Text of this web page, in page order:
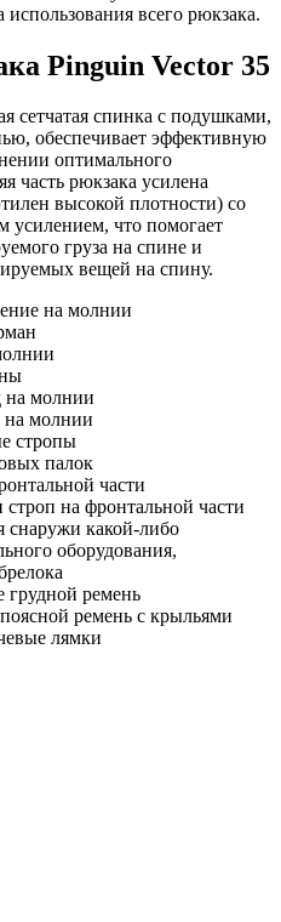
всего рюкзака.
Pinguin Vector 35
сетчатая спинка с подушками,
обеспечивает эффективную
оптимального
часть рюкзака усилена
высокой плотности) со
что помогает
груза на спине и
вещей на спину.
на молнии
на молнии
на молнии
стропы
палок
части
на фронтальной части
снаружи какой-либо
оборудования,
грудной ремень
ремень с крыльями
лямки